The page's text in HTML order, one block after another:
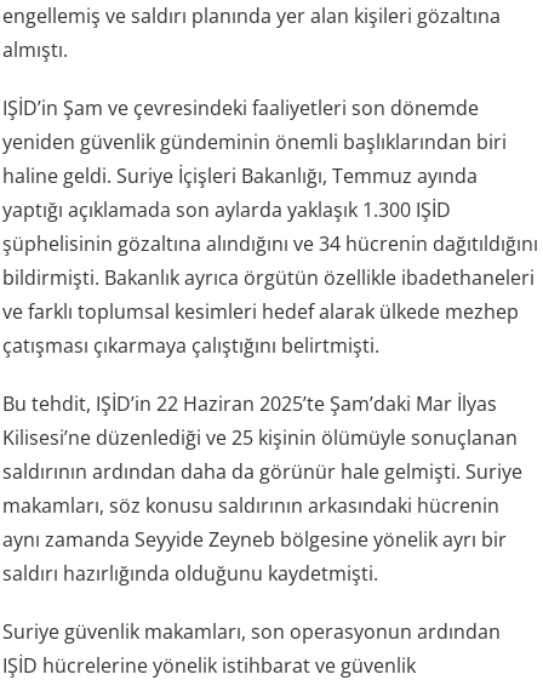
engellemiş ve saldırı planında yer alan kişileri gözaltına
almıştı.
IŞİD’in Şam ve çevresindeki faaliyetleri son dönemde
yeniden güvenlik gündeminin önemli başlıklarından biri
haline geldi. Suriye İçişleri Bakanlığı, Temmuz ayında
yaptığı açıklamada son aylarda yaklaşık 1.300 IŞİD
şüphelisinin gözaltına alındığını ve 34 hücrenin dağıtıldığını
bildirmişti. Bakanlık ayrıca örgütün özellikle ibadethaneleri
ve farklı toplumsal kesimleri hedef alarak ülkede mezhep
çatışması çıkarmaya çalıştığını belirtmişti.
Bu tehdit, IŞİD’in 22 Haziran 2025’te Şam’daki Mar İlyas
Kilisesi’ne düzenlediği ve 25 kişinin ölümüyle sonuçlanan
saldırının ardından daha da görünür hale gelmişti. Suriye
makamları, söz konusu saldırının arkasındaki hücrenin
aynı zamanda Seyyide Zeyneb bölgesine yönelik ayrı bir
saldırı hazırlığında olduğunu kaydetmişti.
Suriye güvenlik makamları, son operasyonun ardından
IŞİD hücrelerine yönelik istihbarat ve güvenlik